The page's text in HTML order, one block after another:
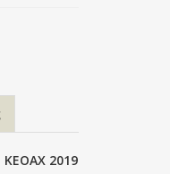
2019